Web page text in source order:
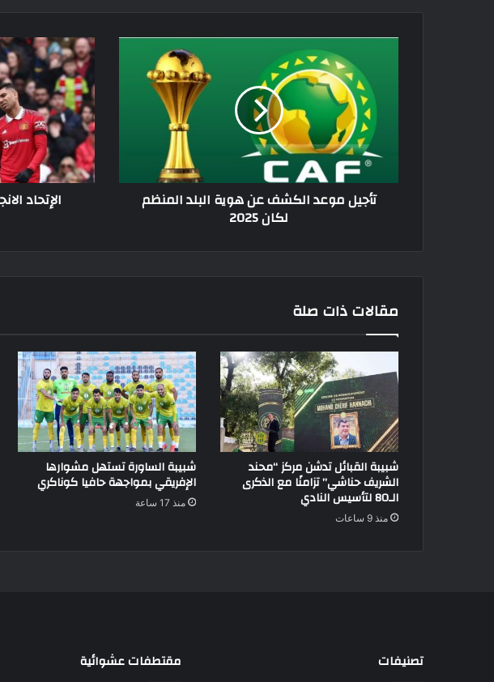
الكشف
المنظم
2025
تأجيل موعد الكشف عن هوية البلد المنظم
لكان 2025
الإتحاد
الانجليزي
يعاقب
كاسيميرو
بأربع
مباريات
الإتحاد
مقالات ذات صلة
شبيبة القبائل تدشن مركز “محند
الشريف حناشي” تزامنًا مع الذكرى
الـ80 لتأسيس النادي
منذ 9 ساعات
شبيبة الساورة تستهل مشوارها
الإفريقي بمواجهة حافيا كوناكري
منذ 17 ساعة
تصنيفات مقتطفات عشوائية